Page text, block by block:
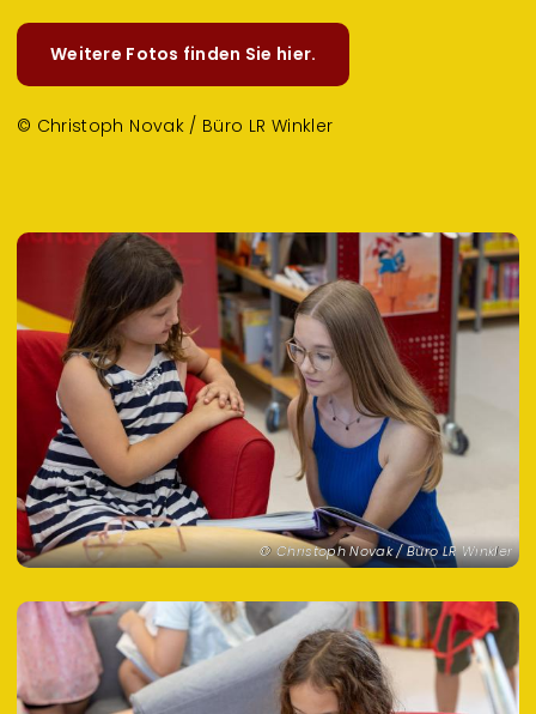
Weitere Fotos finden Sie hier.
© Christoph Novak / Büro LR Winkler
Christoph Novak / Büro LR Winkler